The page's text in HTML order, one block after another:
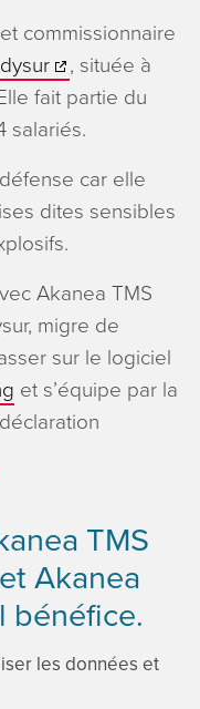
commissionnaire
, située à
fait partie du
salariés.
car elle
dites sensibles
Akanea TMS
migre de
sur le logiciel
et s’équipe par la
TMS
Akanea
bénéfice.
les données et